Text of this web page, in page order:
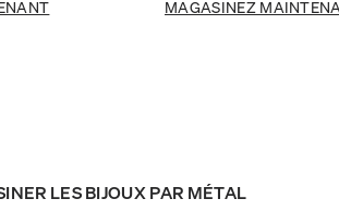
MAGASINEZ
LES BIJOUX PAR MÉTAL